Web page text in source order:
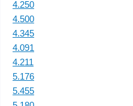
4.250
4.500
4.345
4.091
4.211
5.176
5.455